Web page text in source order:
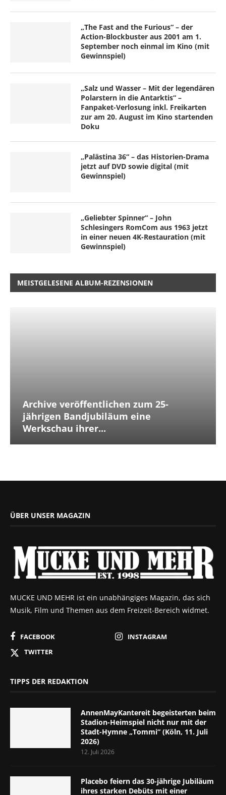
„The Fast and the Furious“ – der
Action-Blockbuster aus 2001 am 1.
September noch einmal im Kino (mit
Gewinnspiel)
„Salz und Wasser – Mit der legendären
Polarstern in die Antarktis“ –
Fanpaket-Verlosung inkl. Freikarten
zur am 20. August im Kino startenden
Doku
„Palästina 36“ – das Historien-Drama
jetzt auf DVD sowie digital (mit
Gewinnspiel)
„Geliebter Spinner“ – John
Schlesingers RomCom aus 1963 jetzt
in einer neuen 4K-Restauration (mit
Gewinnspiel)
MEISTGELESENE ALBUM-REZENSIONEN
Archive veröffentlichen zum 25-
jährigen Bandjubiläum eine
Werkschau ihrer...
ÜBER UNSER MAGAZIN
MUCKE UND MEHR ist ein unabhängiges Magazin, das sich
Musik, Film und Themen aus dem Freizeit-Bereich widmet.
FACEBOOK
INSTAGRAM
TWITTER
TIPPS DER REDAKTION
AnnenMayKantereit begeisterten beim
Stadion-Heimspiel nicht nur mit der
Stadt-Hymne „Tommi“ (Köln, 11. Juli
2026)
12. Juli 2026
Placebo feiern das 30-jährige Jubiläum
ihres starken Debüts mit einer